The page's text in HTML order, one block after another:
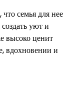
семья для нее
уют и
высоко ценит
вдохновении и